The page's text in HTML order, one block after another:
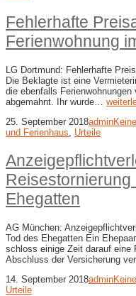
Fehlerhafte
Ferienwohnung
LG Dortmund: Fehlerhafte
Die Beklagte ist eine
die ebenfalls
abgemahnt. Ihr wurde…
25. September 2018admin
und Ferienhaus
Urteile
Reisestornierung
Ehegatten
AG München:
Tod des Ehegatten Ein
schloss einige Zeit darauf eine
Abschluss der Versicherung
14. September 2018admin
Urteile